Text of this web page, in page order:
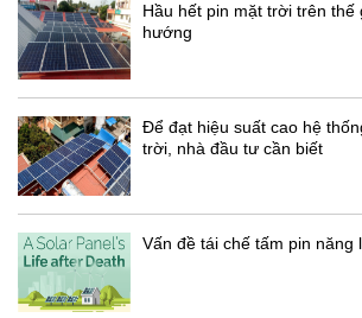
Hầu hết pin mặt trời trên thế
hướng
Để đạt hiệu suất cao hệ
trời, nhà đầu tư cần biết
Vấn đề tái chế tấm pin năng